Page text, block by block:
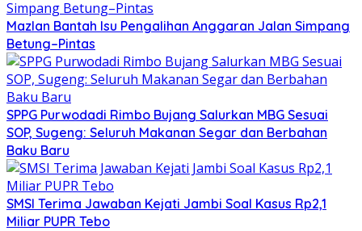
Mazlan Bantah Isu Pengalihan Anggaran Jalan Simpang
Betung–Pintas
SPPG Purwodadi Rimbo Bujang Salurkan MBG Sesuai
SOP, Sugeng: Seluruh Makanan Segar dan Berbahan
Baku Baru
SMSI Terima Jawaban Kejati Jambi Soal Kasus Rp2,1
Miliar PUPR Tebo